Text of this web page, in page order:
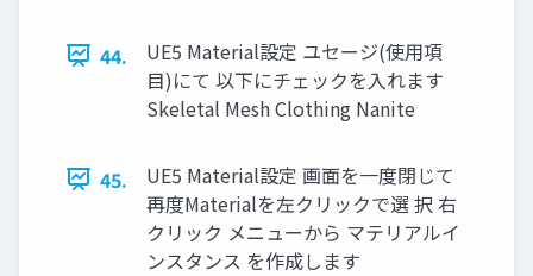
44.
UE5 Material設定 ユセージ(使用項
目)にて 以下にチェックを入れます
Skeletal Mesh Clothing Nanite
45.
UE5 Material設定 画面を一度閉じて
再度Materialを左クリックで選 択 右
クリック メニューから マテリアルイ
ンスタンス を作成します